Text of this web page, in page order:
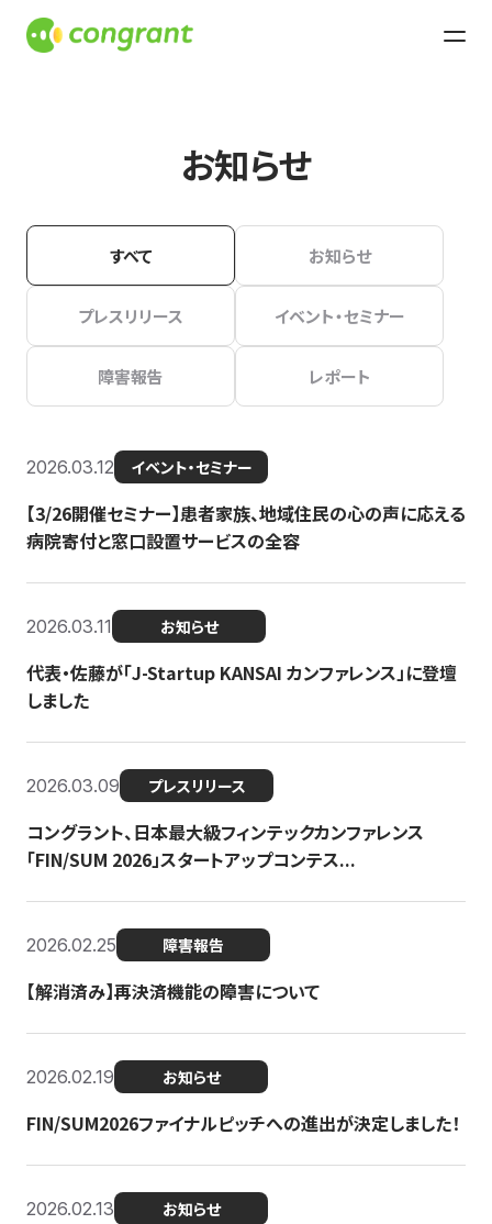
お知らせ
すべて お知らせ
プレスリリース イベント・セミナー
障害報告 レポート
2026.03.12 イベント・セミナー
【3/26開催セミナー】患者家族、地域住民の心の声に応える
病院寄付と窓口設置サービスの全容
2026.03.11 お知らせ
代表・佐藤が「J-Startup KANSAI カンファレンス」に登壇
しました
2026.03.09 プレスリリース
コングラント、日本最大級フィンテックカンファレンス
「FIN/SUM 2026」スタートアップコンテス...
2026.02.25 障害報告
【解消済み】再決済機能の障害について
2026.02.19 お知らせ
FIN/SUM2026ファイナルピッチへの進出が決定しました！
2026.02.13 お知らせ